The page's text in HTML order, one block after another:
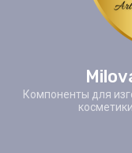
Компоненты для